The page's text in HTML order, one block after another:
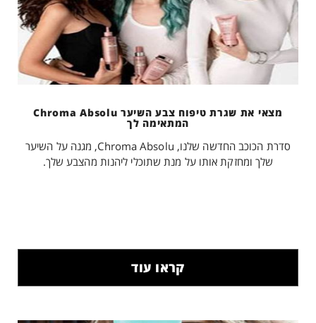
מצאי את שגרת טיפוח צבע השיער Chroma Absolu
המתאימה לך
סדרת הכוכב החדשה שלנו, Chroma Absolu, מגנה על השיער
שלך ומחזקת אותו על מנת שתוכלי ליהנות מהצבע שלך.
קראו עוד